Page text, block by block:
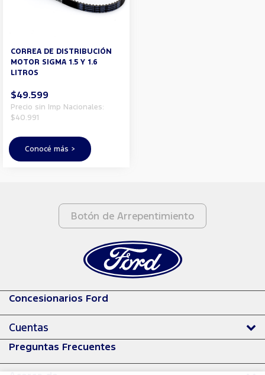
CORREA DE DISTRIBUCIÓN
MOTOR SIGMA 1.5 Y 1.6
LITROS
$49.599
Precio sin Imp Nacionales:
$40.991
Conocé más >
Botón de Arrepentimiento
Concesionarios Ford
Cuentas
Preguntas Frecuentes